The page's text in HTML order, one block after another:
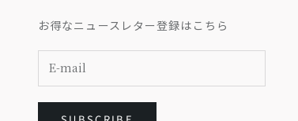
お得なニュースレター登録はこちら